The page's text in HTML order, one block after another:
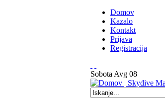
Domov
Kazalo
Kontakt
Prijava
Registracija
Sobota Avg 08